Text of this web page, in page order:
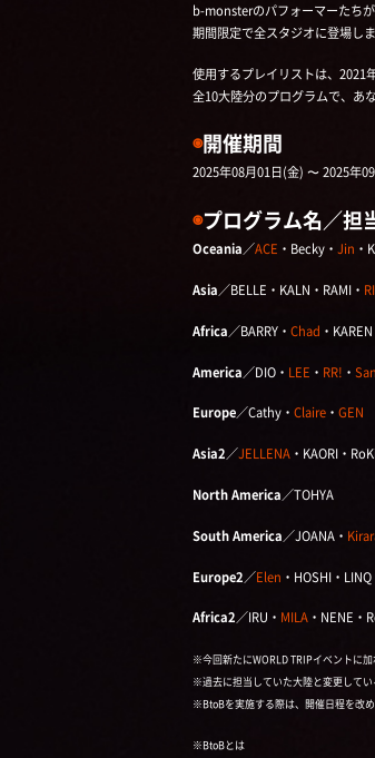
b-monsterのパフォーマーたち
期間限定で全スタジオに登場し
使用するプレイリストは、2021
全10大陸分のプログラムで、あ
◉開催期間
2025年08月01日(金) 〜 2025年
◉プログラム名／担
Oceania／ACE ・Becky・ Jin ・
Asia／BELLE・KALN・RAMI・
Africa／BARRY・ Chad ・KAREN
America／DIO・ LEE ・ RR! ・ San
Europe／Cathy・ Claire・ GEN
Asia2／JELLENA・KAORI・
North America／TOHYA
South America／JOANA・
Europe2／Elen ・HOSHI・
Africa2／IRU・ MILA・NENE・
※今回新たにWORLD TRIPイベントに
※過去に担当していた大陸と変更してい
※BtoBを実施する際は、開催日程を改め
※BtoBとは